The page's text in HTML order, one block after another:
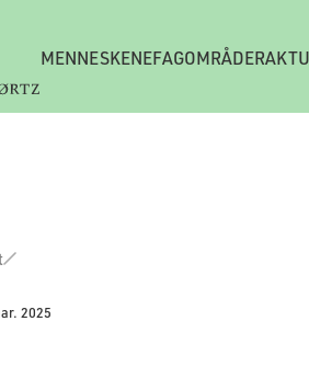
MENNESKENEFAGOMRÅDER
2025